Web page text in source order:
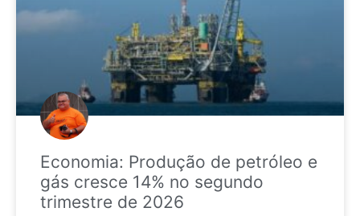
Economia: Produção de petróleo e
gás cresce 14% no segundo
trimestre de 2026